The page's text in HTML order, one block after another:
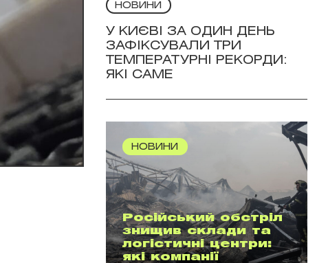
НОВИНИ
У КИЄВІ ЗА ОДИН ДЕНЬ
ЗАФІКСУВАЛИ ТРИ
ТЕМПЕРАТУРНІ РЕКОРДИ:
ЯКІ САМЕ
НОВИНИ
Російський обстріл
знищив склади та
логістичні центри:
які компанії